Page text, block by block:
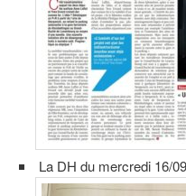
La DH du mercredi 16/